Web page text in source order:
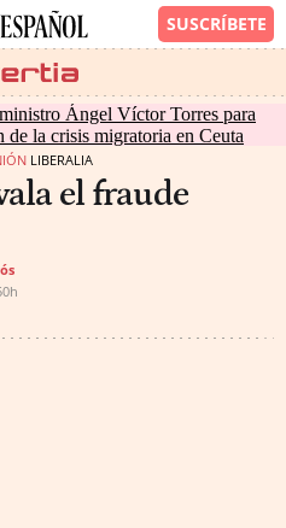
Ángel Víctor Torres para
de la crisis migratoria en Ceuta
LIBERALIA
el fraude